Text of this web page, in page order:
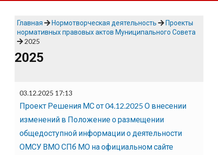
Главная Нормотворческая деятельность
Проекты
нормативных правовых актов Муниципального Совета
2025
2025
03.12.2025 17:13
Проект Решения МС от 04.12.2025 О внесении
изменений в Положение о размещении
общедоступной информации о деятельности
ОМСУ ВМО СПб МО на официальном сайте